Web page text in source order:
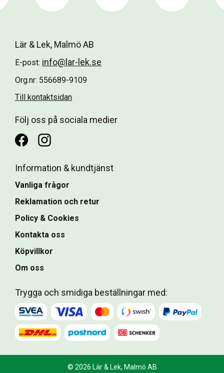
Lär & Lek, Malmö AB
E-post: info@lar-lek.se
Org.nr: 556689-9109
Till kontaktsidan
Följ oss på sociala medier
Information & kundtjänst
Vanliga frågor
Reklamation och retur
Policy & Cookies
Kontakta oss
Köpvillkor
Om oss
Trygga och smidiga beställningar med:
© 2026 Lär & Lek, Malmö AB